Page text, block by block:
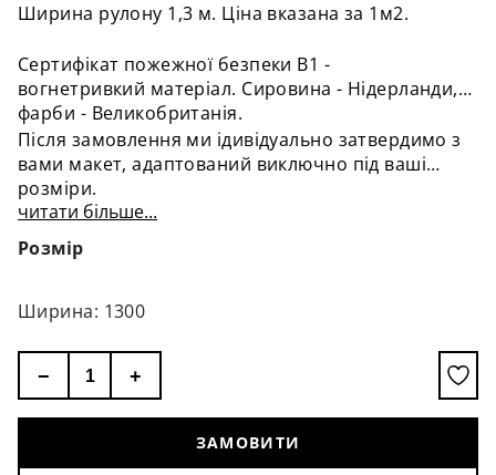
Ширина рулону 1,3 м. Ціна вказана за 1м2.
Сертифікат пожежної безпеки B1 -
вогнетривкий матеріал. Сировина - Нідерланди,
фарби - Великобританія.
Після замовлення ми ідивідуально затвердимо з
вами макет, адаптований виключно під ваші
розміри.
читати більше...
Розмір
Ширина: 1300
− +
ЗАМОВИТИ